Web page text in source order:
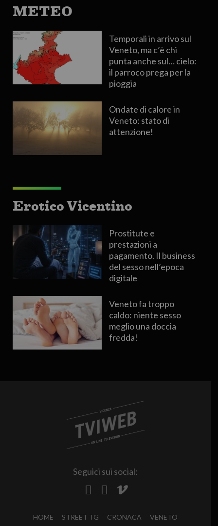
METEO
Temporali in arrivo sul
Veneto, ma c’è chi
punta anche sul… cielo:
il parroco prega per la
pioggia
Ondate di calore in
Veneto: stato di
attenzione!
Erotico Vicentino
Prostitute e
prestazioni a
pagamento. Il business
del sesso nell’epoca
digitale
Veneto fa troppo
caldo: niente sesso
meglio una doccia
fredda!
Seguici sui social:
HOME STREET TG CRONACA
VENETO